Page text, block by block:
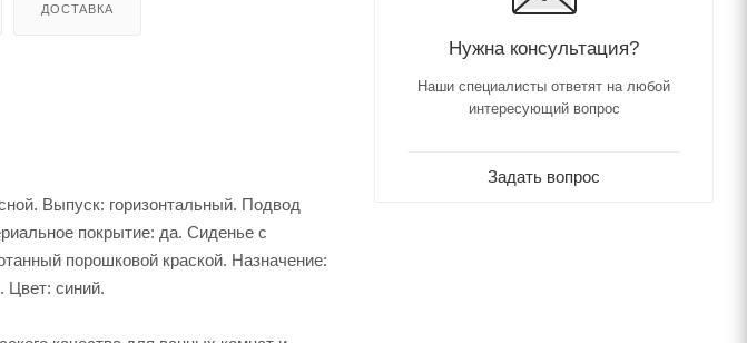
ДОСТАВКА
Выпуск: горизонтальный. Подвод
покрытие: да. Сиденье c
порошковой краской. Назначение:
Цвет: синий.
Нужна консультация?
Наши специалисты ответят на любой
интересующий вопрос
Задать вопрос